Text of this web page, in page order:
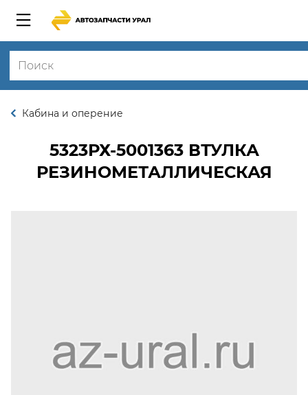
Кабина и оперение
5323РХ-5001363ВТУЛКА
РЕЗИНОМЕТАЛЛИЧЕСКАЯ